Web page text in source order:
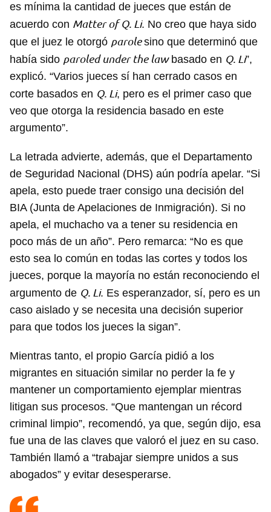
es mínima la cantidad de jueces que están de
acuerdo con Matter of Q. Li. No creo que haya sido
que el juez le otorgó parolesino que determinó que
había sido paroled under the lawbasado en Q. Li”,
explicó. “Varios jueces sí han cerrado casos en
corte basados en Q. Li, pero es el primer caso que
veo que otorga la residencia basado en este
argumento”.
La letrada advierte, además, que el Departamento
de Seguridad Nacional (DHS) aún podría apelar. “Si
apela, esto puede traer consigo una decisión del
BIA (Junta de Apelaciones de Inmigración). Si no
apela, el muchacho va a tener su residencia en
poco más de un año”. Pero remarca: “No es que
esto sea lo común en todas las cortes y todos los
jueces, porque la mayoría no están reconociendo el
argumento de Q. Li. Es esperanzador, sí, pero es un
caso aislado y se necesita una decisión superior
para que todos los jueces la sigan”.
Mientras tanto, el propio García pidió a los
migrantes en situación similar no perder la fe y
mantener un comportamiento ejemplar mientras
litigan sus procesos. “Que mantengan un récord
criminal limpio”, recomendó, ya que, según dijo, esa
fue una de las claves que valoró el juez en su caso.
También llamó a “trabajar siempre unidos a sus
abogados” y evitar desesperarse.